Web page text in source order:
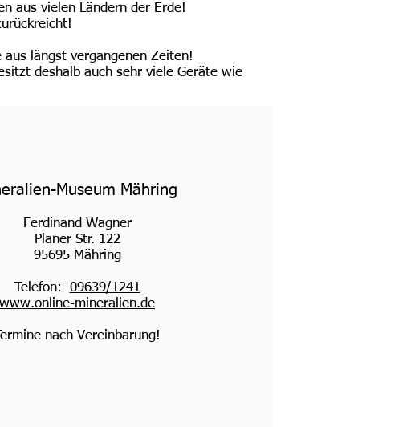
aus vielen Ländern der Erde!
längst vergangenen Zeiten!
deshalb auch sehr viele Geräte wie
Museum Mähring
Ferdinand Wagner
Planer Str. 122
95695 Mähring
Telefon: 09639/1241
www.online-mineralien.de
Termine nach Vereinbarung!